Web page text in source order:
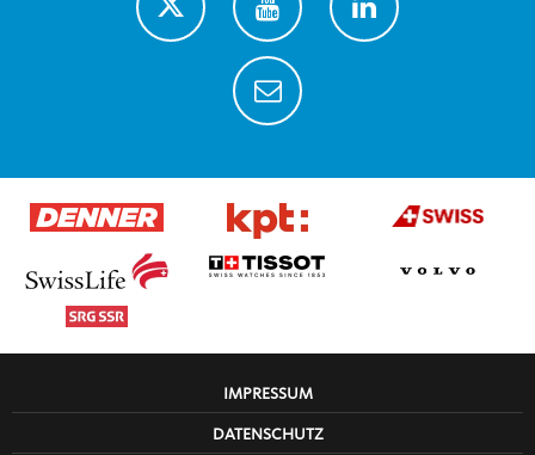
IMPRESSUM
DATENSCHUTZ